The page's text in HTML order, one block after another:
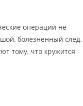
операции не
болезненный след.
тому, что кружится